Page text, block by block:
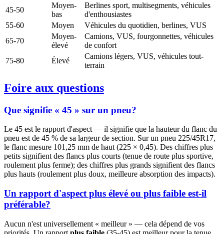
45-50
Moyen-
bas
Berlines sport, multisegments, véhicules
d'enthousiastes
55-60
Moyen
Véhicules du quotidien, berlines, VUS
65-70
Moyen-
élevé
Camions, VUS, fourgonnettes, véhicules
de confort
75-80
Élevé
Camions légers, VUS, véhicules tout-
terrain
Foire aux questions
Que signifie « 45 » sur un pneu?
Le 45 est le rapport d'aspect — il signifie que la hauteur du flanc du
pneu est de 45 % de sa largeur de section. Sur un pneu 225/45R17,
le flanc mesure 101,25 mm de haut (225 × 0,45). Des chiffres plus
petits signifient des flancs plus courts (tenue de route plus sportive,
roulement plus ferme); des chiffres plus grands signifient des flancs
plus hauts (roulement plus doux, meilleure absorption des impacts).
Un rapport d'aspect plus élevé ou plus faible est-il
préférable?
Aucun n'est universellement « meilleur » — cela dépend de vos